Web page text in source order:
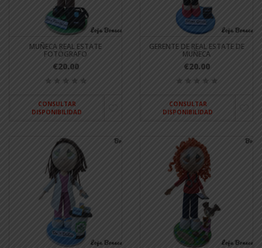
MUÑECA REAL ESTATE
FOTÓGRAFO
€20.00
CONSULTAR
DISPONIBILIDAD
GERENTE DE REAL ESTATE DE
MUÑECA
€20.00
CONSULTAR
DISPONIBILIDAD